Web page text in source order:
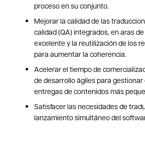
proceso en su conjunto.
Mejorar la calidad de las
calidad (QA) integrados, en aras
excelente y la reutilización de los
para aumentar la coherencia.
Acelerar el tiempo de
de desarrollo ágiles para gestionar
entregas de contenidos más
Satisfacer las necesidades de
lanzamiento simultáneo del